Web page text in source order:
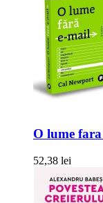
O lume
52,38 lei